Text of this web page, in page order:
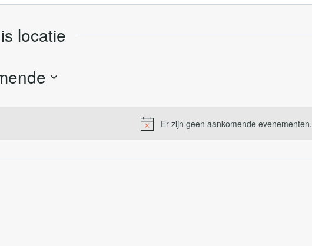
Er zijn geen aankomende evenementen.
locatie